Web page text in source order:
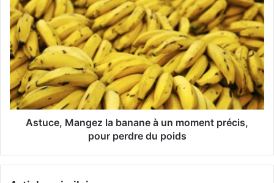
m
a
i
l
Astuce, Mangez la banane à un moment précis,
pour perdre du poids